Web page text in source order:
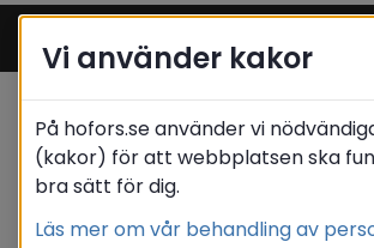
Startsida Kommun & politik
/ Förtroendevalda / Matrikel /
Vi använder kakor
På hofors.se använder vi
(kakor) för att webbplatsen ska
bra sätt för dig.
Läs mer om vår behandling av